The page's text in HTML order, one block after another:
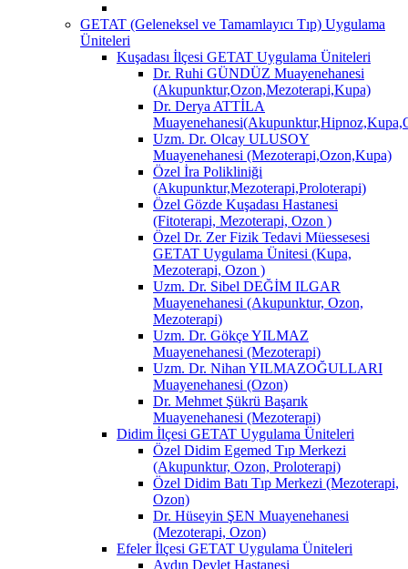
GETAT (Geleneksel ve Tamamlayıcı Tıp) Uygulama
Üniteleri
Kuşadası İlçesi GETAT Uygulama Üniteleri
Dr. Ruhi GÜNDÜZ Muayenehanesi
(Akupunktur,Ozon,Mezoterapi,Kupa)
Dr. Derya ATTİLA
Uzm. Dr. Olcay ULUSOY
Muayenehanesi (Mezoterapi,Ozon,Kupa)
Özel İra Polikliniği
(Akupunktur,Mezoterapi,Proloterapi)
Özel Gözde Kuşadası Hastanesi
(Fitoterapi, Mezoterapi, Ozon )
Özel Dr. Zer Fizik Tedavi Müessesesi
GETAT Uygulama Ünitesi (Kupa,
Mezoterapi, Ozon )
Uzm. Dr. Sibel DEĞİM ILGAR
Muayenehanesi (Akupunktur, Ozon,
Mezoterapi)
Uzm. Dr. Gökçe YILMAZ
Muayenehanesi (Mezoterapi)
Uzm. Dr. Nihan YILMAZOĞULLARI
Muayenehanesi (Ozon)
Dr. Mehmet Şükrü Başarık
Muayenehanesi (Mezoterapi)
Didim İlçesi GETAT Uygulama Üniteleri
Özel Didim Egemed Tıp Merkezi
(Akupunktur, Ozon, Proloterapi)
Özel Didim Batı Tıp Merkezi (Mezoterapi,
Ozon)
Dr. Hüseyin ŞEN Muayenehanesi
(Mezoterapi, Ozon)
Efeler İlçesi GETAT Uygulama Üniteleri
Aydın Devlet Hastanesi